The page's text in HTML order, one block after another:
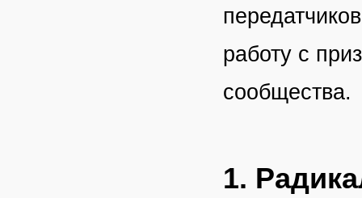
работу с
сообщества.
1.